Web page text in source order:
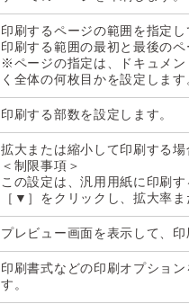
印刷するページの範囲を指定し
印刷する範囲の最初と最後のペ
※ページの指定は、ドキュメ
く全体の何枚目かを設定します
印刷する部数を設定します。
拡大または縮小して印刷する場
＜制限事項＞
この設定は、汎用用紙に印刷す
［▼］をクリックし、拡大率ま
プレビュー画面を表示して、印
印刷書式などの印刷オプショ
す。